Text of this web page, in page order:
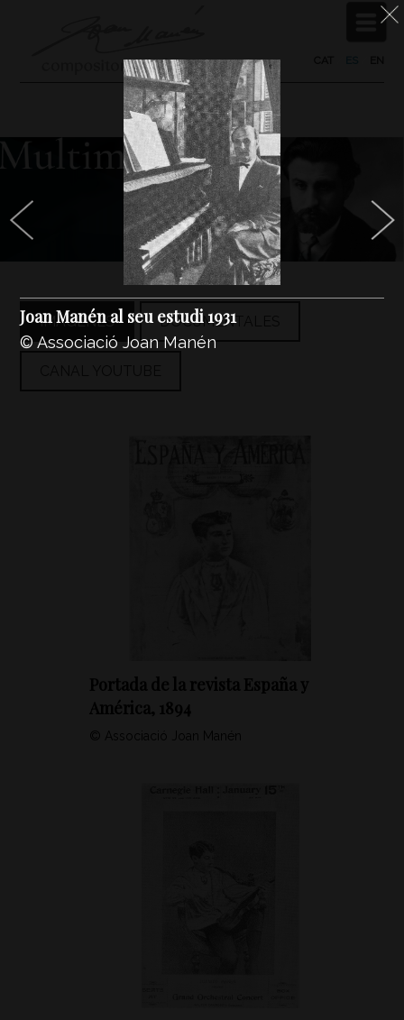
Joan Manén al seu estudi 1931
© Associació Joan Manén
IMÁGENES DOCUMENTALES
Portada de la revista España y
América, 1894
© Associació Joan Manén